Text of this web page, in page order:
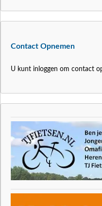
Contact Opnemen
U kunt inloggen om contact